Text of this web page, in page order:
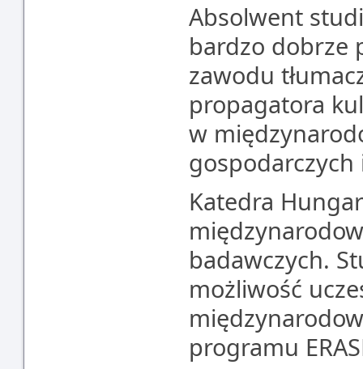
Absolwent
bardzo dobrze
zawodu
propagatora
w
gospodarczych
Katedra
badawczych.
możliwość
programu